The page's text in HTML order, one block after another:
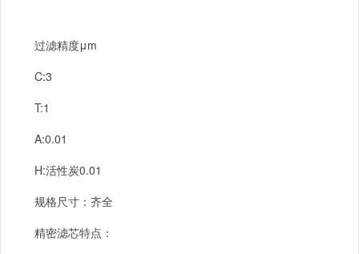
过滤精度μm
C:3
T:1
A:0.01
H:活性炭0.01
规格尺寸：齐全
精密滤芯特点：